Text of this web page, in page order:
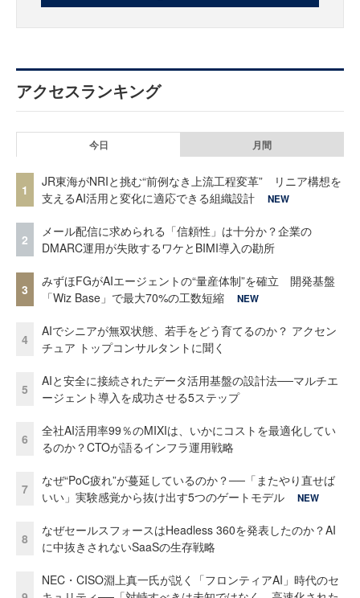
アクセスランキング
今日 月間
1
JR東海がNRIと挑む“前例なき上流工程変革” リニア構想を
支えるAI活用と変化に適応できる組織設計
NEW
2
メール配信に求められる「信頼性」は十分か？企業の
DMARC運用が失敗するワケとBIMI導入の勘所
3
みずほFGがAIエージェントの“量産体制”を確立 開発基盤
「Wiz Base」で最大70%の工数短縮
NEW
4
AIでシニアが無双状態、若手をどう育てるのか？ アクセン
チュア トップコンサルタントに聞く
5
AIと安全に接続されたデータ活用基盤の設計法──マルチエ
ージェント導入を成功させる5ステップ
6
全社AI活用率99％のMIXIは、いかにコストを最適化してい
るのか？CTOが語るインフラ運用戦略
7
なぜ“PoC疲れ”が蔓延しているのか？──「またやり直せば
いい」実験感覚から抜け出す5つのゲートモデル
NEW
8
なぜセールスフォースはHeadless 360を発表したのか？AI
に中抜きされないSaaSの生存戦略
NEC・CISO淵上真一氏が説く「フロンティアAI」時代のセ